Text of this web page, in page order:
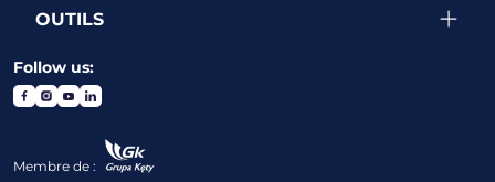
OUTILS
Follow us:
Membre de :